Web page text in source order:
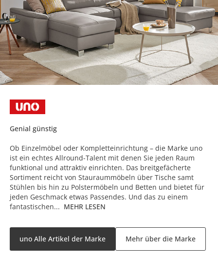
Genial günstig
Ob Einzelmöbel oder Kompletteinrichtung – die Marke uno
ist ein echtes Allround-Talent mit denen Sie jeden Raum
funktional und attraktiv einrichten. Das breitgefächerte
Sortiment reicht von Stauraummöbeln über Tische samt
Stühlen bis hin zu Polstermöbeln und Betten und bietet für
jeden Geschmack etwas Passendes. Und das zu einem
fantastischen... MEHR LESEN
uno Alle Artikel der Marke Mehr über die Marke